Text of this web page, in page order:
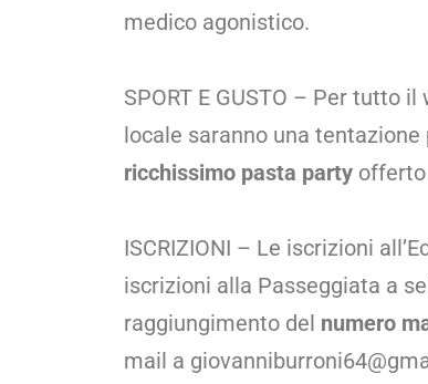
medico agonistico.
SPORT E GUSTO – Per tutto
locale saranno una
ricchissimo pasta party
ISCRIZIONI – Le iscrizioni
iscrizioni alla Passeggiata a
raggiungimento del numero
mail a